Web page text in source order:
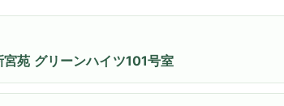
苑 グリーンハイツ101号室